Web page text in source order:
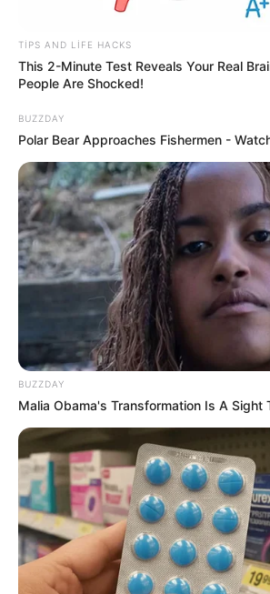
69
11:49 / 06 Avqust 2026
Zəncirvari qəza -5 nəfər
74
TIPS AND LIFE HACKS
This 2-Minute Test Reveals Your Real
People Are Shocked!
BUZZDAY
Polar Bear Approaches Fishermen -
BUZZDAY
Malia Obama's Transformation Is A Sight